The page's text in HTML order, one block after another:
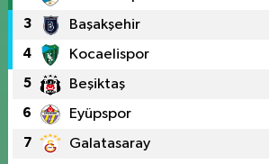
3 Başakşehir
4 Kocaelispor
5 Beşiktaş
6 Eyüpspor
7 Galatasaray